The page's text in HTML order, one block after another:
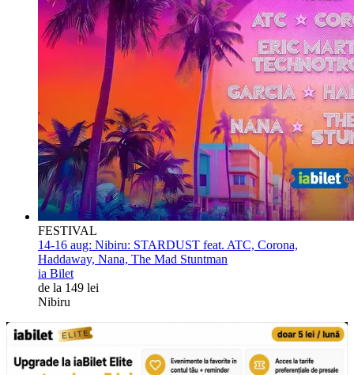
FESTIVAL
14-16 aug: Nibiru: STARDUST feat. ATC, Corona,
Haddaway, Nana, The Mad Stuntman
ia Bilet
de la 149 lei
Nibiru